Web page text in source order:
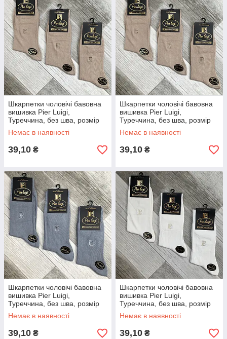
Шкарпетки чоловічі бавовна
вишивка Pier Luigi,
Туреччина, без шва, розмір
39-41, бежеві, 02563
Немає в наявності
39,10 ₴
Шкарпетки чоловічі бавовна
вишивка Pier Luigi,
Туреччина, без шва, розмір
42-44, бежеві, 02564
Немає в наявності
39,10 ₴
Шкарпетки чоловічі бавовна
вишивка Pier Luigi,
Туреччина, без шва, розмір
39-41, світло-сірі, 02565
Немає в наявності
39,10 ₴
Шкарпетки чоловічі бавовна
вишивка Pier Luigi,
Туреччина, без шва, розмір
39-41, молочні, 02567
Немає в наявності
39,10 ₴